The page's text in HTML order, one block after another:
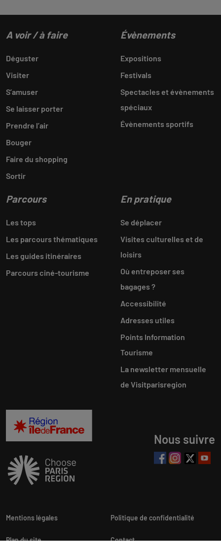
A voir / à faire
Déguster
Visiter
S’amuser
Se laisser porter
Prendre l’air
Bouger
Faire du shopping
Sortir
Évènements
Expositions
Festivals
Spectacles et évènements
spéciaux
Évènements sportifs
Parcours
Les tops
Les parcours thématiques
Les guides itinéraires
Parcours ciné-tourisme
En pratique
Se déplacer
Visites culturelles et de
loisirs
Où entreposer ses
bagages ?
Accessibilité
Adresses utiles
Points Information
Tourisme
La newsletter mensuelle
de Visitparisregion
Nous suivre
Mentions légales Politique de confidentialité
Plan du site Contact